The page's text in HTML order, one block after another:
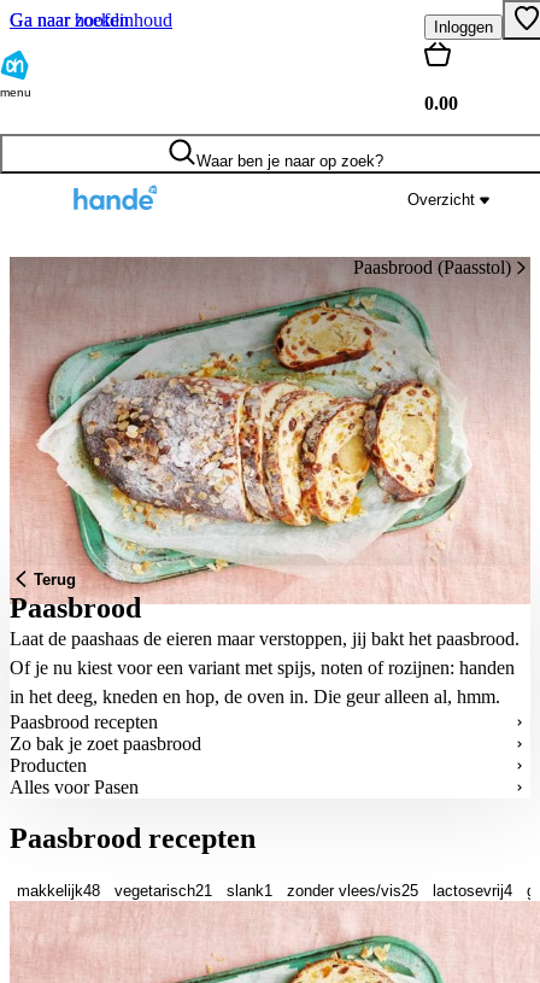
Ga naar hoofdinhoud
Ga naar zoeken
menu
Inloggen
0.00
Waar ben je naar op zoek?
Overzicht
Paasbrood (paasstol)
Terug
Paasbrood
Laat de paashaas de eieren maar verstoppen, jij bakt het paasbrood.
Of je nu kiest voor een variant met spijs, noten of rozijnen: handen
in het deeg, kneden en hop, de oven in. Die geur alleen al, hmm.
Paasbrood recepten
Zo bak je zoet paasbrood
Producten
Alles voor Pasen
Paasbrood recepten
makkelijk48 vegetarisch21 slank1 zonder vlees/vis25 lactosevrij4